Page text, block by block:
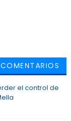
COMENTARIOS
el control de